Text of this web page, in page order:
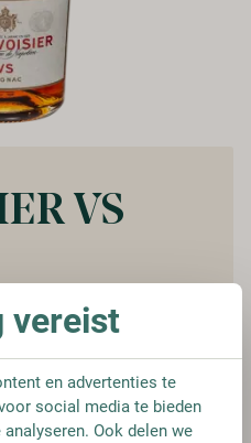
VS
vereist
en advertenties te
social media te bieden
Ook delen we